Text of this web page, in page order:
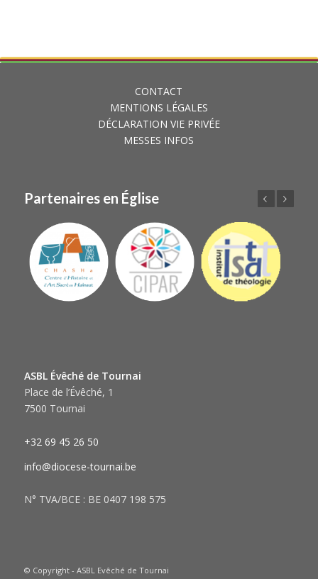
CONTACT
MENTIONS LÉGALES
DÉCLARATION VIE PRIVÉE
MESSES INFOS
Partenaires en Église
ASBL Évêché de Tournai
Place de l’Évêché, 1
7500 Tournai
+32 69 45 26 50
info@diocese-tournai.be
N° TVA/BCE : BE 0407 198 575
© Copyright - ASBL Evêché de Tournai